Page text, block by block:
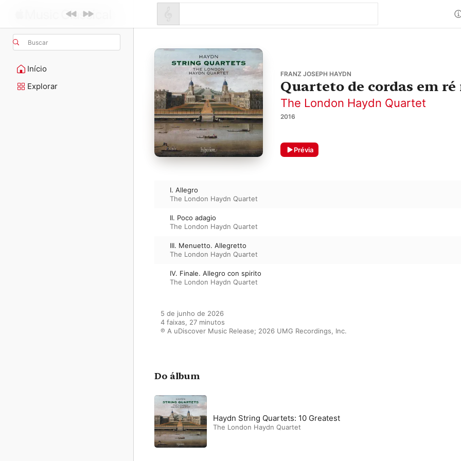
Buscar
Início
Explorar
FRANZ JOSEPH HAYDN
Quarteto de cordas em
The London Haydn Quartet
2016
Prévia
I. Allegro
The London Haydn Quartet
II. Poco adagio
The London Haydn Quartet
III. Menuetto. Allegretto
The London Haydn Quartet
IV. Finale. Allegro con spirito
The London Haydn Quartet
5 de junho de 2026
4 faixas, 27 minutos
℗ A uDiscover Music Release; 2026 UMG Recordings, Inc.
Do álbum
Haydn String Quartets: 10 Greatest
The London Haydn Quartet